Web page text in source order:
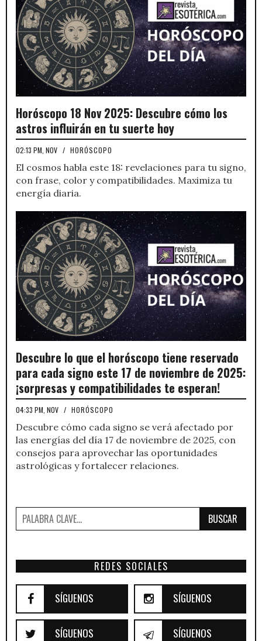
Horóscopo 18 Nov 2025: Descubre cómo los
astros influirán en tu suerte hoy
02:13 PM, NOV / HORÓSCOPO
El cosmos habla este 18: revelaciones para tu signo,
con frase, color y compatibilidades. Maximiza tu
energía diaria.
Descubre lo que el horóscopo tiene reservado
para cada signo este 17 de noviembre de 2025:
¡sorpresas y compatibilidades te esperan!
04:33 PM, NOV / HORÓSCOPO
Descubre cómo cada signo se verá afectado por
las energías del día 17 de noviembre de 2025, con
consejos para aprovechar las oportunidades
astrológicas y fortalecer relaciones.
BUSCAR
REDES SOCIALES
SÍGUENOS SÍGUENOS
SÍGUENOS SÍGUENOS